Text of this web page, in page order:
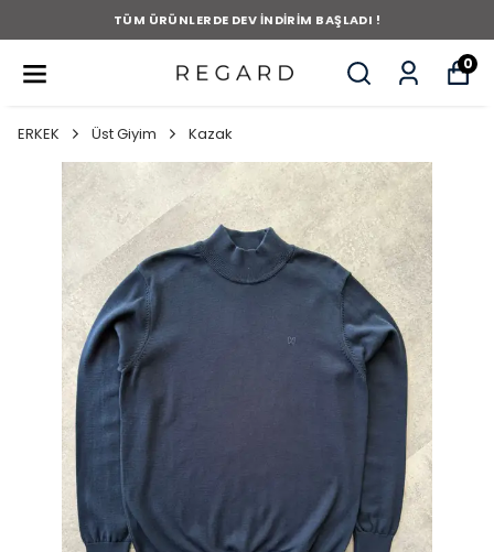
TÜM ÜRÜNLERDE DEV İNDİRİM BAŞLADI !
0
ERKEK Üst Giyim Kazak